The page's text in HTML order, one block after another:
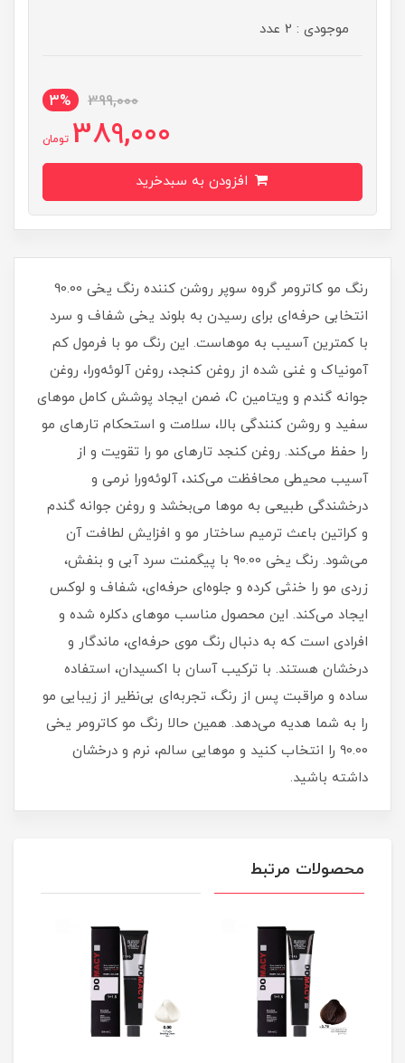
موجودی : 2 عدد
399,000
3%
389,000 تومان
رنگ مو کاترومر گروه سوپر روشن‌ کننده رنگ یخی 90.00
انتخابی حرفه‌ای برای رسیدن به بلوند یخی شفاف و سرد
با کمترین آسیب به موهاست. این رنگ مو با فرمول کم‌
آمونیاک و غنی‌ شده از روغن کنجد، روغن آلوئه‌ورا، روغن
جوانه گندم و ویتامین C، ضمن ایجاد پوشش کامل موهای
سفید و روشن‌ کنندگی بالا، سلامت و استحکام تارهای مو
را حفظ می‌کند. روغن کنجد تارهای مو را تقویت و از
آسیب محیطی محافظت می‌کند، آلوئه‌ورا نرمی و
درخشندگی طبیعی به موها می‌بخشد و روغن جوانه گندم
و کراتین باعث ترمیم ساختار مو و افزایش لطافت آن
می‌شود. رنگ یخی 90.00 با پیگمنت سرد آبی و بنفش،
زردی مو را خنثی کرده و جلوه‌ای حرفه‌ای، شفاف و لوکس
ایجاد می‌کند. این محصول مناسب موهای دکلره شده و
افرادی است که به دنبال رنگ موی حرفه‌ای، ماندگار و
درخشان هستند. با ترکیب آسان با اکسیدان، استفاده
ساده و مراقبت پس از رنگ، تجربه‌ای بی‌نظیر از زیبایی مو
را به شما هدیه می‌دهد. همین حالا رنگ مو کاترومر یخی
90.00 را انتخاب کنید و موهایی سالم، نرم و درخشان
داشته باشید.
محصولات مرتبط